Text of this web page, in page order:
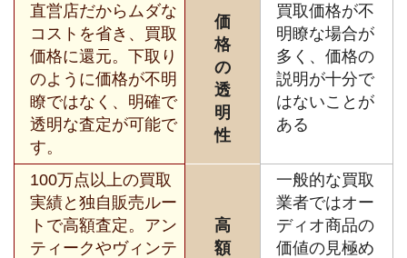
直営店だからムダな
コストを省き、買取
価格に還元。下取り
のように価格が不明
瞭ではなく、明確で
透明な査定が可能で
す。
価
格
の
透
明
性
買取価格が不
明瞭な場合が
多く、価格の
説明が十分で
はないことが
ある
100万点以上の買取
実績と独自販売ルー
トで高額査定。アン
ティークやヴィンテ
高
額
一般的な買取
業者ではオー
ディオ商品の
価値の見極め